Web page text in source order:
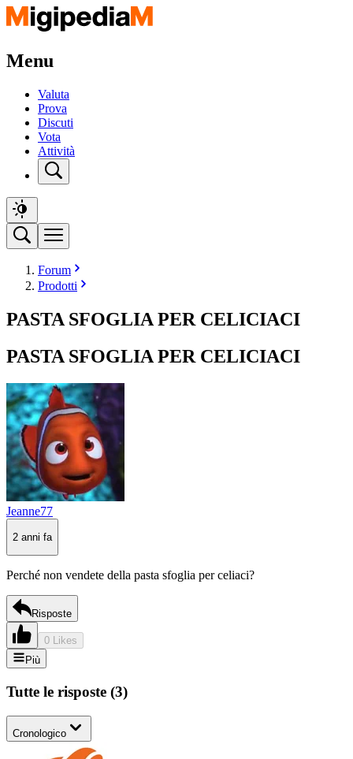
Menu
Valuta
Prova
Discuti
Vota
Attività
Forum
Prodotti
PASTA SFOGLIA PER CELICIACI
PASTA SFOGLIA PER CELICIACI
Jeanne77
2 anni fa
Perché non vendete della pasta sfoglia per celiaci?
Risposte
0 Likes
Più
Tutte le risposte (3)
Cronologico